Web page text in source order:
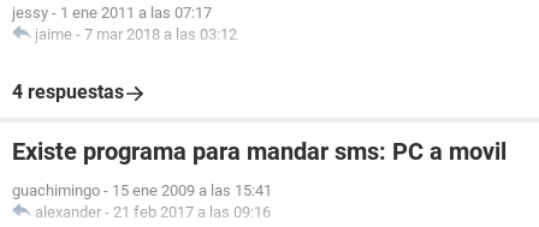
jessy - 1 ene 2011 a las 07:17
jaime - 7 mar 2018 a las 03:12
4 respuestas
Existe programa para mandar sms: PC a movil
guachimingo - 15 ene 2009 a las 15:41
alexander - 21 feb 2017 a las 09:16